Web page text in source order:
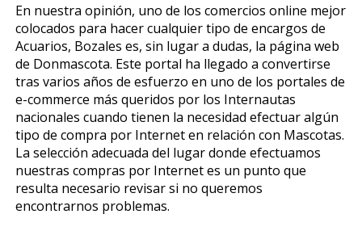
En nuestra opinión, uno de los comercios online mejor
colocados para hacer cualquier tipo de encargos de
Acuarios, Bozales es, sin lugar a dudas, la página web
de Donmascota. Este portal ha llegado a convertirse
tras varios años de esfuerzo en uno de los portales de
e-commerce más queridos por los Internautas
nacionales cuando tienen la necesidad efectuar algún
tipo de compra por Internet en relación con Mascotas.
La selección adecuada del lugar donde efectuamos
nuestras compras por Internet es un punto que
resulta necesario revisar si no queremos
encontrarnos problemas.